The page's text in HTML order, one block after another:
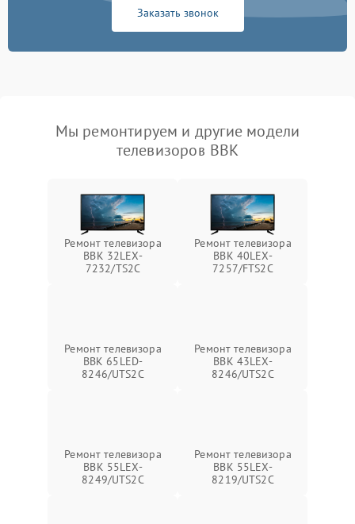
Заказать звонок
Мы ремонтируем и другие модели
телевизоров BBK
Ремонт телевизора
BBK 32LEX-
7232/TS2C
Ремонт телевизора
BBK 40LEX-
7257/FTS2C
Ремонт телевизора
BBK 65LED-
8246/UTS2C
Ремонт телевизора
BBK 43LEX-
8246/UTS2C
Ремонт телевизора
BBK 55LEX-
8249/UTS2C
Ремонт телевизора
BBK 55LEX-
8219/UTS2C